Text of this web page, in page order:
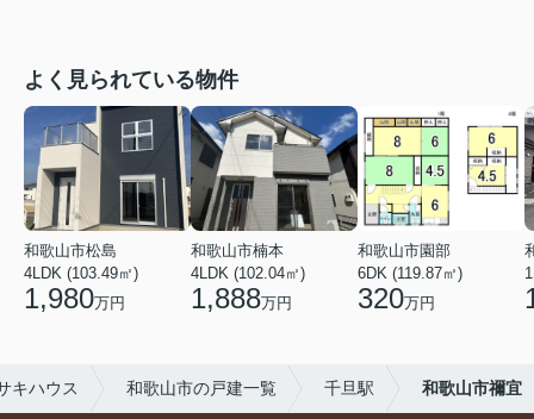
よく見られている物件
和歌山市松島
4LDK (103.49㎡)
1,980万円
和歌山市楠本
4LDK (102.04㎡)
1,888万円
和歌山市園部
6DK (119.87㎡)
320万円
キハウス 和歌山市の戸建一覧 千旦駅 和歌山市禰宜